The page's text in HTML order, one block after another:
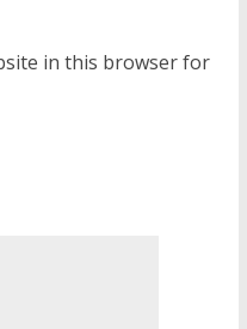
in this browser for